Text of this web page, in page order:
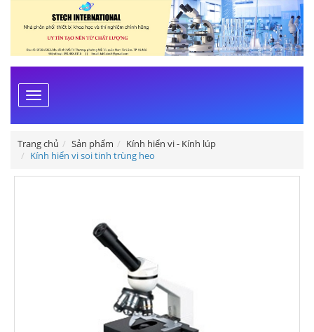
Toggle
navigation
Trang chủ Sản phẩm
Kính hiển vi - Kính lúp
Kính hiển vi soi tinh trùng heo